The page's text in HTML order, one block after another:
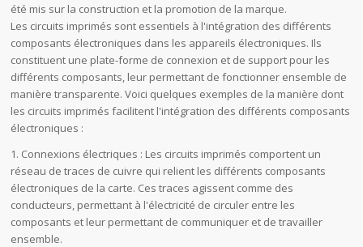
été mis sur la construction et la promotion de la marque.
Les circuits imprimés sont essentiels à l'intégration des différents
composants électroniques dans les appareils électroniques. Ils
constituent une plate-forme de connexion et de support pour les
différents composants, leur permettant de fonctionner ensemble de
manière transparente. Voici quelques exemples de la manière dont
les circuits imprimés facilitent l'intégration des différents composants
électroniques :
1. Connexions électriques : Les circuits imprimés comportent un
réseau de traces de cuivre qui relient les différents composants
électroniques de la carte. Ces traces agissent comme des
conducteurs, permettant à l'électricité de circuler entre les
composants et leur permettant de communiquer et de travailler
ensemble.